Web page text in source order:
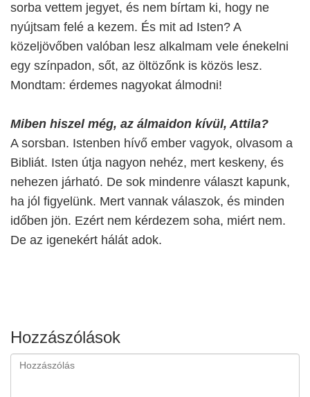
sorba vettem jegyet, és nem bírtam ki, hogy ne
nyújtsam felé a kezem. És mit ad Isten? A
közeljövőben valóban lesz alkalmam vele énekelni
egy színpadon, sőt, az öltözőnk is közös lesz.
Mondtam: érdemes nagyokat álmodni!
Miben hiszel még, az álmaidon kívül, Attila?
A sorsban. Istenben hívő ember vagyok, olvasom a
Bibliát. Isten útja nagyon nehéz, mert keskeny, és
nehezen járható. De sok mindenre választ kapunk,
ha jól figyelünk. Mert vannak válaszok, és minden
időben jön. Ezért nem kérdezem soha, miért nem.
De az igenekért hálát adok.
Hozzászólások